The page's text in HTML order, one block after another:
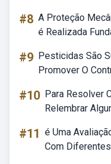
#8 A Proteção
é Realizada
#9 Pesticidas São
Promover O
#10 Para Resolver
Relembrar
#11 é Uma
Com